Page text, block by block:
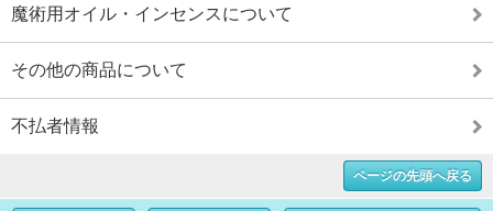
魔術用オイル・インセンスについて
その他の商品について
不払者情報
ページの先頭へ戻る